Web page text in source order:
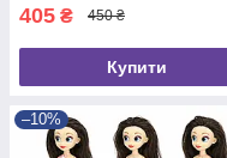
405 ₴ 450 ₴
Купити
–10%